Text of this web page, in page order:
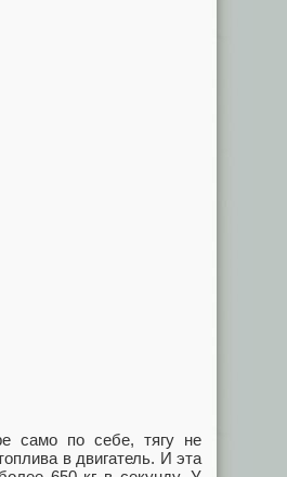
само по себе, тягу не
в двигатель. И эта